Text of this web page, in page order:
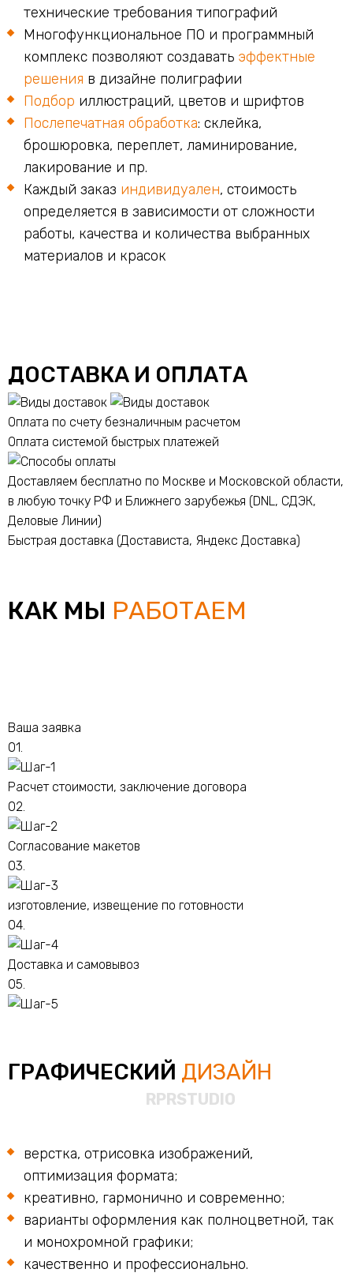
технические требования типографий
Многофункциональное ПО и программный
комплекс позволяют создавать эффектные
решения в дизайне полиграфии
Подбор иллюстраций, цветов и шрифтов
Послепечатная обработка: склейка,
брошюровка, переплет, ламинирование,
лакирование и пр.
Каждый заказ индивидуален, стоимость
определяется в зависимости от сложности
работы, качества и количества выбранных
материалов и красок
ДОСТАВКА И ОПЛАТА
Оплата по счету безналичным расчетом
Оплата системой быстрых платежей
Доставляем бесплатно по Москве и Московской области,
в любую точку РФ и Ближнего зарубежья (DNL, СДЭК,
Деловые Линии)
Быстрая доставка (Достависта, Яндекс Доставка)
КАК МЫ РАБОТАЕМ
Ваша заявка
01.
Расчет стоимости, заключение договора
02.
Согласование макетов
03.
изготовление, извещение по готовности
04.
Доставка и самовывоз
05.
ГРАФИЧЕСКИЙ ДИЗАЙН
верстка, отрисовка изображений,
оптимизация формата;
креативно, гармонично и современно;
варианты оформления как полноцветной, так
и монохромной графики;
качественно и профессионально.